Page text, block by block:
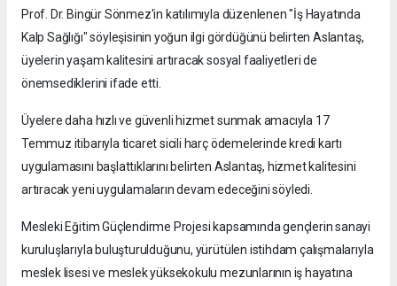
Prof. Dr. Bingür Sönmez'in katılımıyla düzenlenen "İş Hayatında
Kalp Sağlığı" söyleşisinin yoğun ilgi gördüğünü belirten Aslantaş,
üyelerin yaşam kalitesini artıracak sosyal faaliyetleri de
önemsediklerini ifade etti.
Üyelere daha hızlı ve güvenli hizmet sunmak amacıyla 17
Temmuz itibarıyla ticaret sicili harç ödemelerinde kredi kartı
uygulamasını başlattıklarını belirten Aslantaş, hizmet kalitesini
artıracak yeni uygulamaların devam edeceğini söyledi.
Mesleki Eğitim Güçlendirme Projesi kapsamında gençlerin sanayi
kuruluşlarıyla buluşturulduğunu, yürütülen istihdam çalışmalarıyla
meslek lisesi ve meslek yüksekokulu mezunlarının iş hayatına